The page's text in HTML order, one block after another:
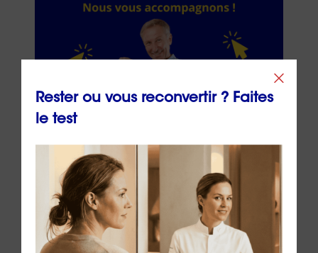
Demandez un 1er rendez-vous gratuit et
sans engagement pour être accompagné(e)
dans votrereconversion
Rester ou vous reconvertir ? Faites
le test